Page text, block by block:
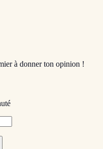
à donner ton opinion !